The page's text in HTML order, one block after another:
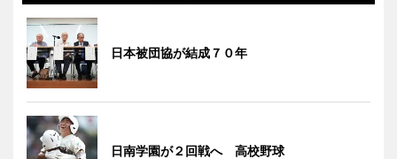
日本被団協が結成７０年
日南学園が２回戦へ 高校野球